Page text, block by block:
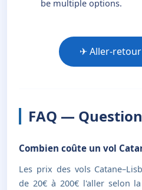
be multiple options.
✈ Aller-
FAQ —
Combien coûte un vol
Les prix des vols
de 20€ à 200€ l'aller selon